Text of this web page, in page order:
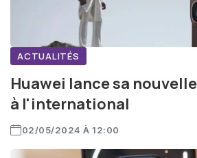
ACTUALITÉS
Huawei lance sa
à l'international
02/05/2024 À 12:00